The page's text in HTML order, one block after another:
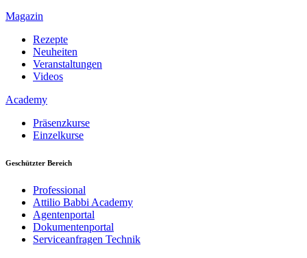
Magazin
Rezepte
Neuheiten
Veranstaltungen
Videos
Academy
Präsenzkurse
Einzelkurse
Geschützter Bereich
Professional
Attilio Babbi Academy
Agentenportal
Dokumentenportal
Serviceanfragen Technik